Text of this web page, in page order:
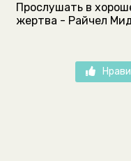
Прослушать в
жертва - Райчел